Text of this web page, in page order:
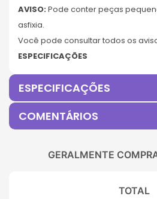
AVISO: Pode conter peças
asfixia.
Você pode consultar todos os
ESPECIFICAÇÕES
ESPECIFICAÇÕES
COMENTÁRIOS
GERALMENTE
TOTAL